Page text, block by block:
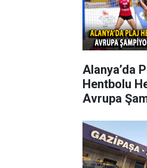
Alanya’da
Hentbolu
Avrupa